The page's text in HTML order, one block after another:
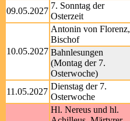
09.05.2027
7. Sonntag der
Osterzeit
10.05.2027
Antonin von Florenz,
Bischof
Bahnlesungen
(Montag der 7.
Osterwoche)
11.05.2027
Dienstag der 7.
Osterwoche
Hl. Nereus und hl.